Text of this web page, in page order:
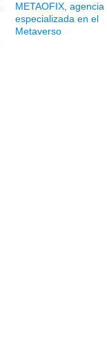
METAOFIX, agencia
especializada en el
Metaverso